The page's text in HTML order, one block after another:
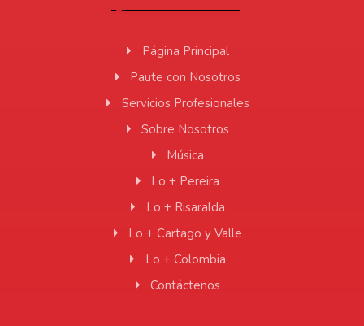
Página Principal
Paute con Nosotros
Servicios Profesionales
Sobre Nosotros
Música
Lo + Pereira
Lo + Risaralda
Lo + Cartago y Valle
Lo + Colombia
Contáctenos